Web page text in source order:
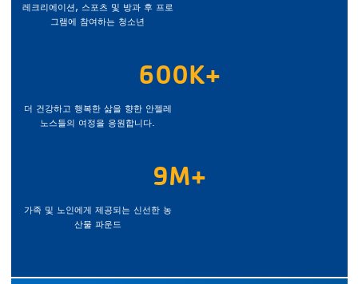
레크리에이션, 스포츠 및 방과 후 프로
그램에 참여하는 청소년
600K+
더 건강하고 행복한 삶을 향한 안젤레
노스들의 여정을 응원합니다.
9M+
가족 및 노인에게 제공되는 신선한 농
산물 파운드